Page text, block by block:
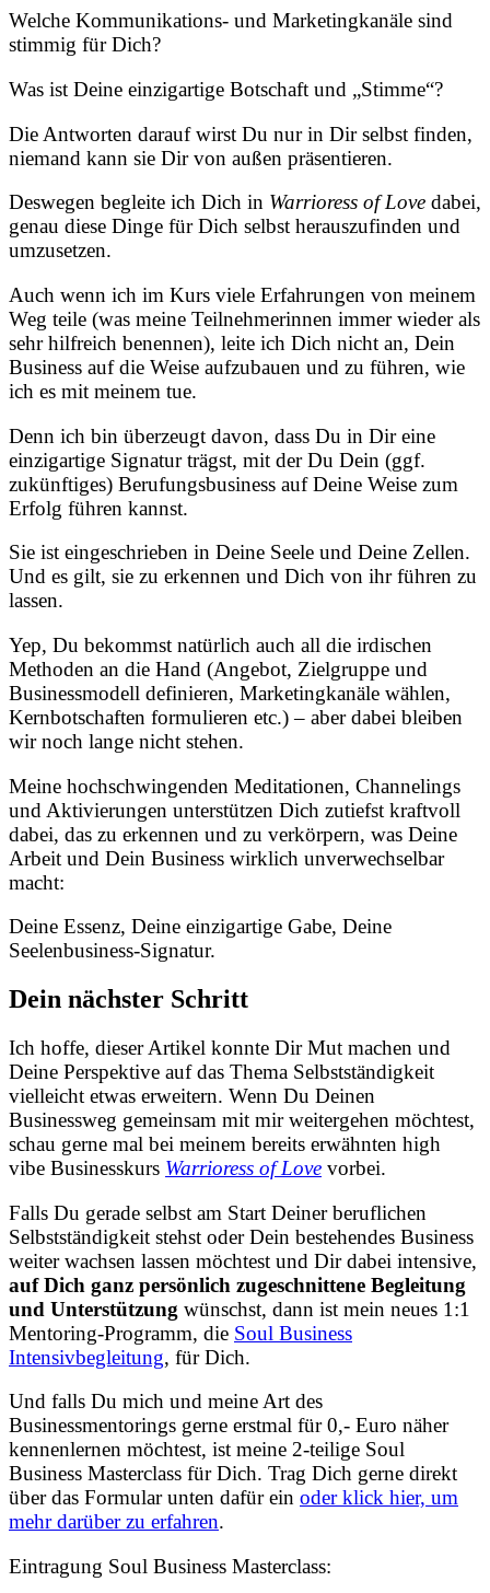
Welche Kommunikations- und Marketingkanäle sind
stimmig für Dich?
Was ist Deine einzigartige Botschaft und „Stimme“?
Die Antworten darauf wirst Du nur in Dir selbst finden,
niemand kann sie Dir von außen präsentieren.
Deswegen begleite ich Dich in Warrioress of Love dabei,
genau diese Dinge für Dich selbst herauszufinden und
umzusetzen.
Auch wenn ich im Kurs viele Erfahrungen von meinem
Weg teile (was meine Teilnehmerinnen immer wieder als
sehr hilfreich benennen), leite ich Dich nicht an, Dein
Business auf die Weise aufzubauen und zu führen, wie
ich es mit meinem tue.
Denn ich bin überzeugt davon, dass Du in Dir eine
einzigartige Signatur trägst, mit der Du Dein (ggf.
zukünftiges) Berufungsbusiness auf Deine Weise zum
Erfolg führen kannst.
Sie ist eingeschrieben in Deine Seele und Deine Zellen.
Und es gilt, sie zu erkennen und Dich von ihr führen zu
lassen.
Yep, Du bekommst natürlich auch all die irdischen
Methoden an die Hand (Angebot, Zielgruppe und
Businessmodell definieren, Marketingkanäle wählen,
Kernbotschaften formulieren etc.) – aber dabei bleiben
wir noch lange nicht stehen.
Meine hochschwingenden Meditationen, Channelings
und Aktivierungen unterstützen Dich zutiefst kraftvoll
dabei, das zu erkennen und zu verkörpern, was Deine
Arbeit und Dein Business wirklich unverwechselbar
macht:
Deine Essenz, Deine einzigartige Gabe, Deine
Seelenbusiness-Signatur.
Dein nächster Schritt
Ich hoffe, dieser Artikel konnte Dir Mut machen und
Deine Perspektive auf das Thema Selbstständigkeit
vielleicht etwas erweitern. Wenn Du Deinen
Businessweg gemeinsam mit mir weitergehen möchtest,
schau gerne mal bei meinem bereits erwähnten high
vibe Businesskurs Warrioress of Love vorbei.
Falls Du gerade selbst am Start Deiner beruflichen
Selbstständigkeit stehst oder Dein bestehendes Business
weiter wachsen lassen möchtest und Dir dabei intensive,
auf Dich ganz persönlich zugeschnittene Begleitung
und Unterstützung wünschst, dann ist mein neues 1:1
Mentoring-Programm, die Soul Business
Intensivbegleitung, für Dich.
Und falls Du mich und meine Art des
Businessmentorings gerne erstmal für 0,- Euro näher
kennenlernen möchtest, ist meine 2-teilige Soul
Business Masterclass für Dich. Trag Dich gerne direkt
über das Formular unten dafür ein oder klick hier, um
mehr darüber zu erfahren.
Eintragung Soul Business Masterclass: